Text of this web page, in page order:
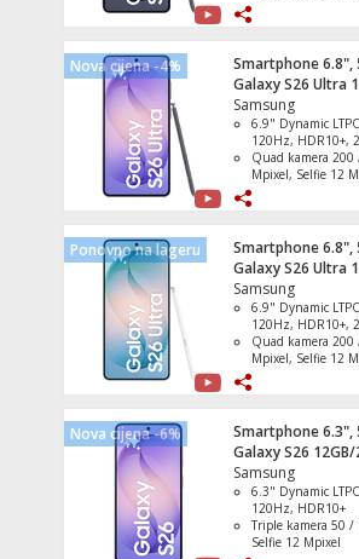
brzo punjenje 60
IP68 vodootporan
min. )
Operativni sistem
8.5
Nova cijena -4%
Smartphone 6.8",
Galaxy S26 Ultra
Samsung
6.9" Dynamic
120Hz, HDR10+,
Quad kamera
Mpixel, Selfie 12
brzo punjenje 60
IP68 vodootporan
min. )
Operativni sistem
8.5
Ponovno na lageru
Smartphone 6.8",
Galaxy S26 Ultra
Samsung
6.9" Dynamic
120Hz, HDR10+,
Quad kamera
Mpixel, Selfie 12
brzo punjenje 60
IP68 vodootporan
min. )
Operativni sistem
8.5
Nova cijena -6%
Smartphone 6.3",
Galaxy S26
Samsung
6.3" Dynamic
120Hz, HDR10+
Triple kamera 50
Selfie 12 Mpixel